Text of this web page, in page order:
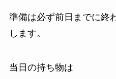
準備は必ず前日までに終
します。
当日の持ち物は